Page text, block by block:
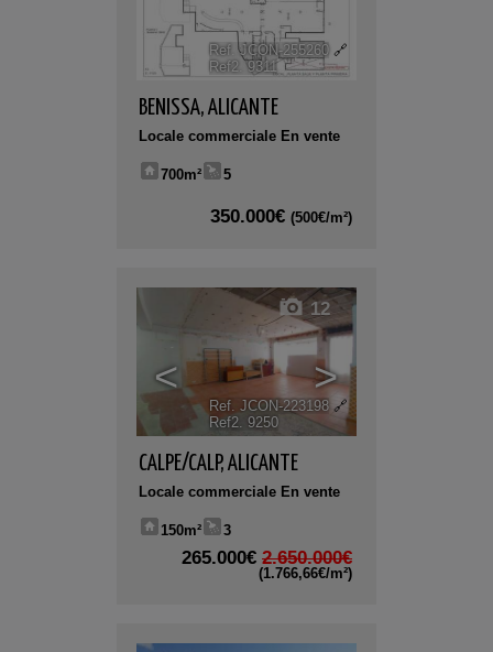
Ref. JCON-255260 🔗
Ref2. 9311
BENISSA, ALICANTE
Locale commerciale En vente
700m² 5
350.000€ (500€/m²)
< >
12
Ref. JCON-223198 🔗
Ref2. 9250
CALPE/CALP, ALICANTE
Locale commerciale En vente
150m² 3
265.000€ 2.650.000€
(1.766,66€/m²)